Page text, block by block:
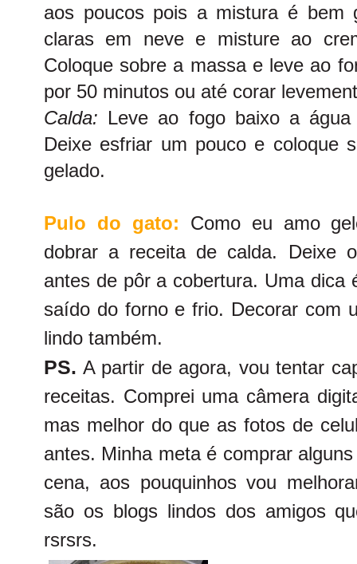
aos poucos pois a mistura é bem
claras em neve e misture ao
Coloque sobre a massa e leve ao
por 50 minutos ou até corar
Calda: Leve ao fogo baixo a
Deixe esfriar um pouco e coloque
gelado.
Pulo do gato:
Como eu amo
dobrar a receita de calda. Deixe
antes de pôr a cobertura. Uma dica
saído do forno e frio. Decorar com
lindo também.
PS. A partir de agora, vou tentar
receitas. Comprei uma câmera
mas melhor do que as fotos de
antes. Minha meta é comprar
cena, aos pouquinhos vou
são os blogs lindos dos amigos
rsrsrs.